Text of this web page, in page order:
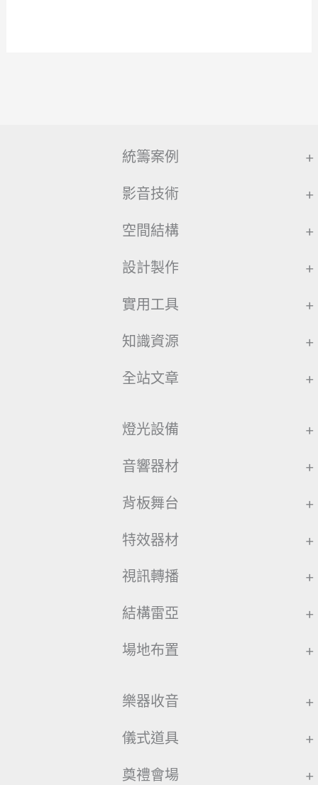
統籌案例 +
影音技術 +
空間結構 +
設計製作 +
實用工具 +
知識資源 +
全站文章 +
燈光設備 +
音響器材 +
背板舞台 +
特效器材 +
視訊轉播 +
結構雷亞 +
場地布置 +
樂器收音 +
儀式道具 +
奠禮會場 +